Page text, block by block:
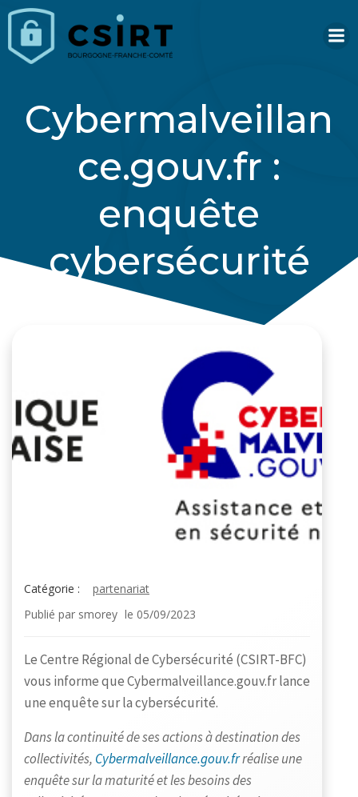
Cybermalveillan
ce.gouv.fr :
enquête
cybersécurité
Catégorie :
partenariat
Publié par smorey le 05/09/2023
Le Centre Régional de Cybersécurité (CSIRT-BFC)
vous informe que Cybermalveillance.gouv.fr lance
une enquête sur la cybersécurité.
Dans la continuité de ses actions à destination des
collectivités, Cybermalveillance.gouv.frréalise une
enquête sur la maturité et les besoins des